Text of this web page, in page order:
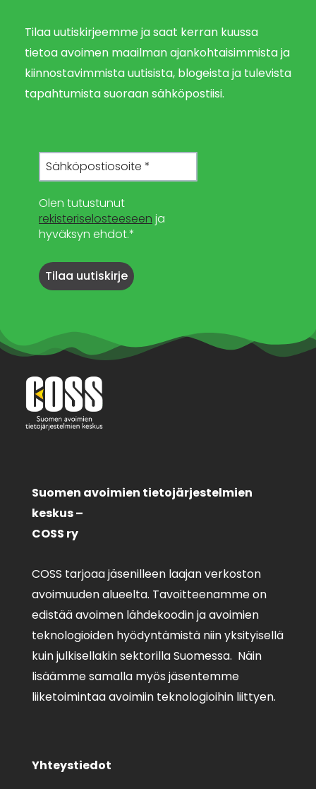
Tilaa uutiskirjeemme ja saat kerran kuussa
tietoa avoimen maailman ajankohtaisimmista ja
kiinnostavimmista uutisista, blogeista ja tulevista
tapahtumista suoraan sähköpostiisi.
Olen tutustunut
rekisteriselosteeseen ja
hyväksyn ehdot.*
Suomen avoimien tietojärjestelmien
keskus –
COSS ry
COSS tarjoaa jäsenilleen laajan verkoston
avoimuuden alueelta. Tavoitteenamme on
edistää avoimen lähdekoodin ja avoimien
teknologioiden hyödyntämistä niin yksityisellä
kuin julkisellakin sektorilla Suomessa. Näin
lisäämme samalla myös jäsentemme
liiketoimintaa avoimiin teknologioihin liittyen.
Yhteystiedot